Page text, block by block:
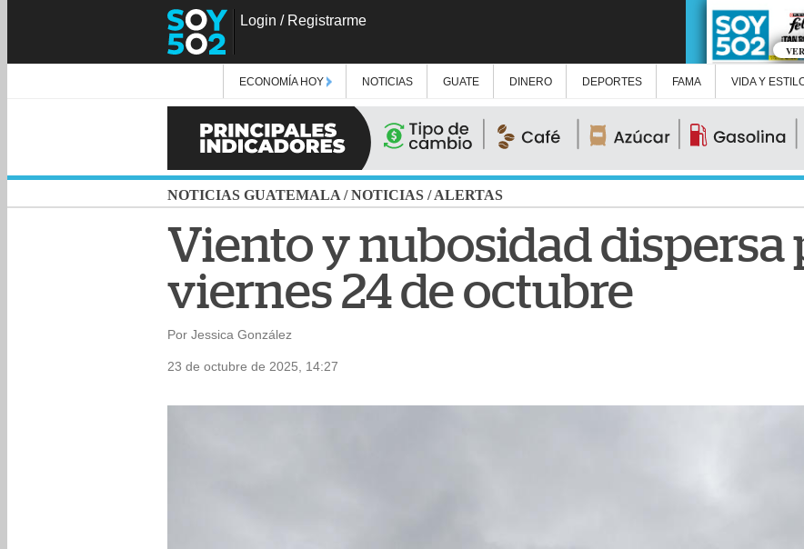
Login / Registrarme
ECONOMÍA HOY NOTICIAS GUATE DINERO DEPORTES FAMA VIDA Y
NOTICIAS GUATEMALA /NOTICIAS /ALERTAS
Viento y nubosidad dispersa
viernes 24 de octubre
Por Jessica González
23 de octubre de 2025, 14:27